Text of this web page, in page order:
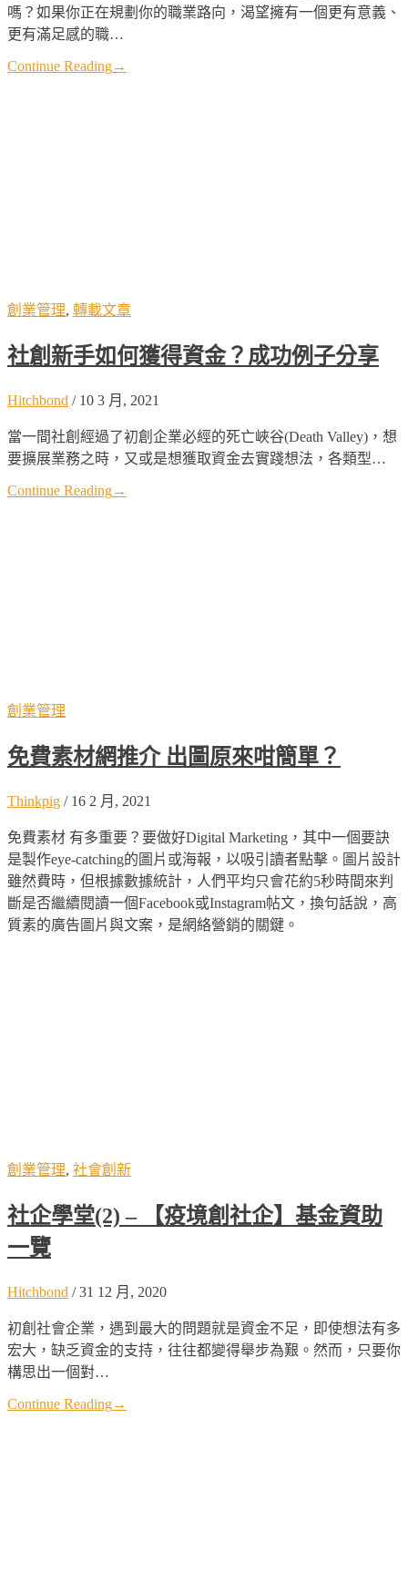
嗎？如果你正在規劃你的職業路向，渴望擁有一個更有意義、
更有滿足感的職…
Continue Reading→
創業管理, 轉載文章
社創新手如何獲得資金？成功例子分享
Hitchbond / 10 3 月, 2021
當一間社創經過了初創企業必經的死亡峽谷(Death Valley)，想
要擴展業務之時，又或是想獲取資金去實踐想法，各類型…
Continue Reading→
創業管理
免費素材網推介 出圖原來咁簡單？
Thinkpig / 16 2 月, 2021
免費素材 有多重要？要做好Digital Marketing，其中一個要訣
是製作eye-catching的圖片或海報，以吸引讀者點擊。圖片設計
雖然費時，但根據數據統計，人們平均只會花約5秒時間來判
斷是否繼續閱讀一個Facebook或Instagram帖文，換句話說，高
質素的廣告圖片與文案，是網絡營銷的關鍵。
創業管理, 社會創新
社企學堂(2) – 【疫境創社企】基金資助
一覽
Hitchbond /31 12 月, 2020
初創社會企業，遇到最大的問題就是資金不足，即使想法有多
宏大，缺乏資金的支持，往往都變得舉步為艱。然而，只要你
構思出一個對…
Continue Reading→